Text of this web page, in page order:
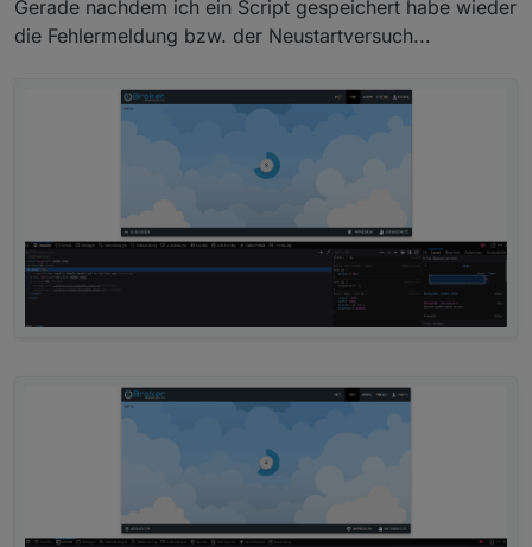
Gerade nachdem ich ein Script gespeichert habe wieder
die Fehlermeldung bzw. der Neustartversuch...